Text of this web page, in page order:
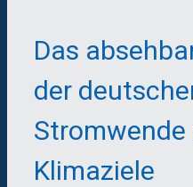
Das
der
Stromwende
Klimaziele